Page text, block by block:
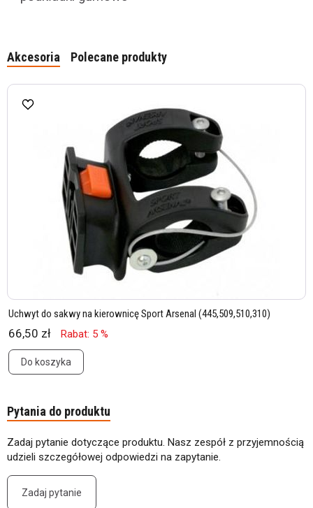
Akcesoria Polecane produkty
Uchwyt do sakwy na kierownicę Sport Arsenal (445,509,510,310)
66,50 zł Rabat: 5 %
Do koszyka
Pytania do produktu
Zadaj pytanie dotyczące produktu. Nasz zespół z przyjemnością
udzieli szczegółowej odpowiedzi na zapytanie.
Zadaj pytanie